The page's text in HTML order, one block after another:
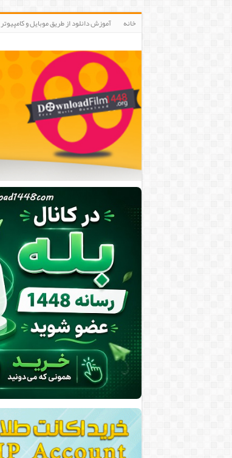
خانه آموزش دانلود از طریق موبایل و کامپیوتر